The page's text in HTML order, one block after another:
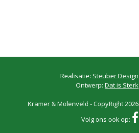
Realisatie: Steuber Design
Ontwerp: Dat is Sterk
Kramer & Molenveld - CopyRight 2026
Volg ons ook op: